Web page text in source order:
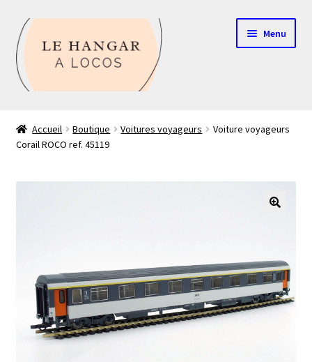
Aller
à
la
navigation
Aller
au
contenu
Menu
Boutique
Mon compte
Glossaire
Évènements à venir
Accueil Boutique Voitures voyageurs
Voiture voyageurs
Corail ROCO ref. 45119